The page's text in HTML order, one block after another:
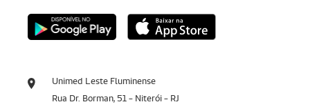
Unimed Leste Fluminense
Rua Dr. Borman, 51 - Niterói - RJ